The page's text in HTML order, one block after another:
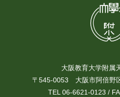
大阪教育大学附属
〒545-0053 大阪市阿倍野
TEL 06-6621-0123 /